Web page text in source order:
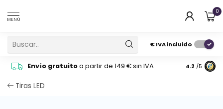
MENÚ
0
€IVA incluido
Envío gratuitoa partir de 149 € sin IVA Pide
4.2 /5
Tiras LED